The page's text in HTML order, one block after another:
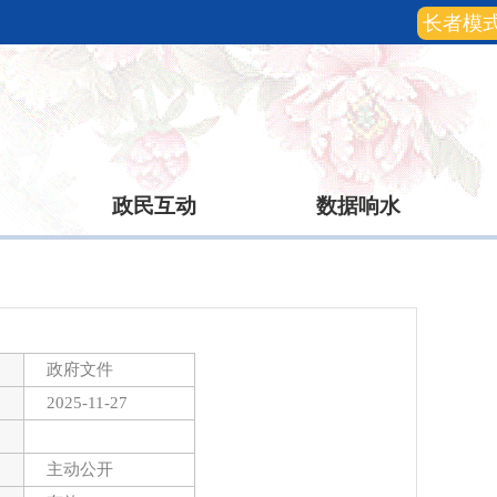
长者模
政民互动 数据响水
政府文件
2025-11-27
主动公开